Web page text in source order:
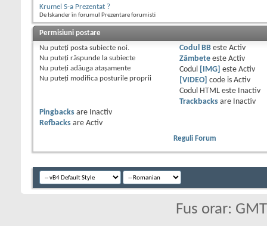
Krumel S-a Prezentat ?
De Iskander în forumul Prezentare forumisti
Permisiuni postare
Nu puteţi posta subiecte noi.
Nu puteţi răspunde la subiecte
Nu puteţi adăuga ataşamente
Nu puteţi modifica posturile proprii
Codul BBeste Activ
Zâmbeteeste Activ
Codul
[IMG] este Activ
[VIDEO] code is Activ
Codul HTML este
Inactiv
Trackbacksare
Inactiv
Pingbacks are
Inactiv
Refbacks are Activ
Reguli Forum
Fus orar: